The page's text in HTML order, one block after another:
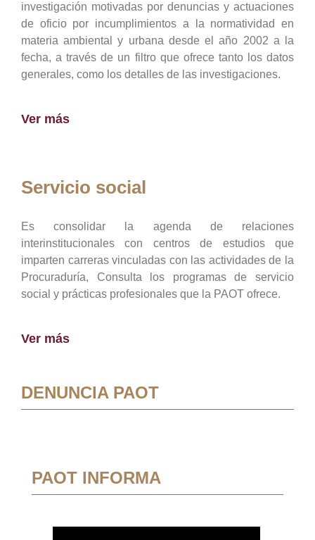
investigación motivadas por denuncias y actuaciones
de oficio por incumplimientos a la normatividad en
materia ambiental y urbana desde el año 2002 a la
fecha, a través de un filtro que ofrece tanto los datos
generales, como los detalles de las investigaciones.
Ver más
Servicio social
Es consolidar la agenda de relaciones
interinstitucionales con centros de estudios que
imparten carreras vinculadas con las actividades de la
Procuraduría, Consulta los programas de servicio
social y prácticas profesionales que la PAOT ofrece.
Ver más
DENUNCIA PAOT
PAOT INFORMA